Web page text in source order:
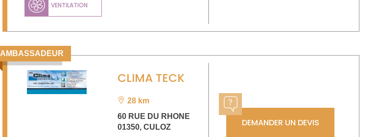
VENTILATION
AMBASSADEUR
CLIMA TECK
28 km
60 RUE DU RHONE
01350,CULOZ DEMANDER UN DEVIS